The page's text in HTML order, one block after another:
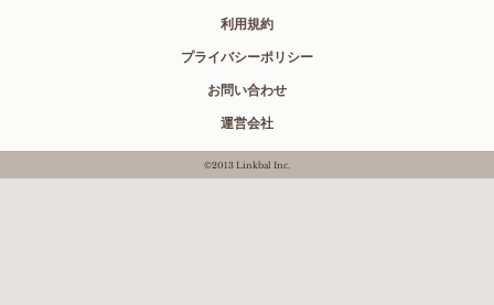
利用規約
プライバシーポリシー
お問い合わせ
運営会社
©2013 Linkbal Inc.